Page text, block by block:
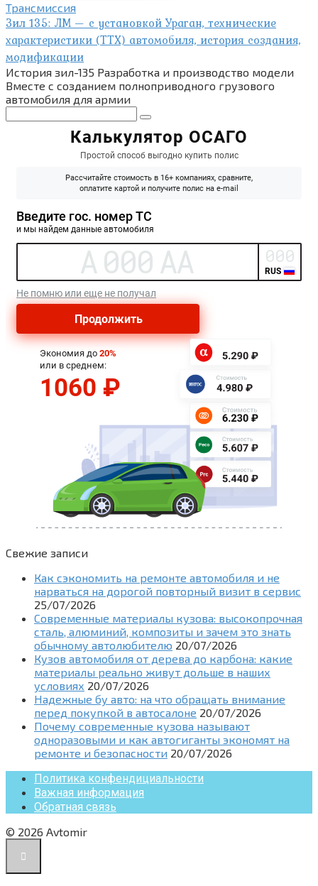
Трансмиссия
Зил 135: ЛМ — с установкой Ураган, технические
характеристики (ТТХ) автомобиля, история создания,
модификации
История зил-135 Разработка и производство модели
Вместе с созданием полноприводного грузового
автомобиля для армии
Поиск:
Свежие записи
Как сэкономить на ремонте автомобиля и не
нарваться на дорогой повторный визит в сервис
25/07/2026
Современные материалы кузова: высокопрочная
сталь, алюминий, композиты и зачем это знать
обычному автолюбителю 20/07/2026
Кузов автомобиля от дерева до карбона: какие
материалы реально живут дольше в наших
условиях 20/07/2026
Надежные бу авто: на что обращать внимание
перед покупкой в автосалоне 20/07/2026
Почему современные кузова называют
одноразовыми и как автогиганты экономят на
ремонте и безопасности 20/07/2026
Политика конфендициальности
Важная информация
Обратная связь
© 2026 Avtomir